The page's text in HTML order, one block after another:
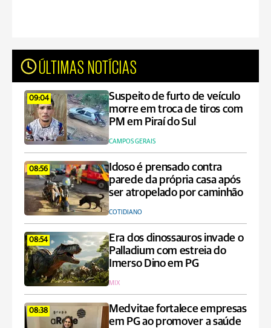
ÚLTIMAS NOTÍCIAS
09:04
Suspeito de furto de veículo
morre em troca de tiros com
PM em Piraí do Sul
CAMPOS GERAIS
08:56
Idoso é prensado contra
parede da própria casa após
ser atropelado por caminhão
COTIDIANO
08:54
Era dos dinossauros invade o
Palladium com estreia do
Imerso Dino em PG
MIX
08:38
Medvitae fortalece empresas
em PG ao promover a saúde